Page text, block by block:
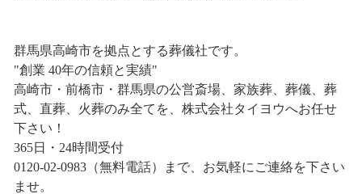
群馬県高崎市を拠点とする葬儀社です。
"創業 40年の信頼と実績"
高崎市・前橋市・群馬県の公営斎場、家族葬、葬儀、葬
式、直葬、火葬のみ全てを、株式会社タイヨウへお任せ
下さい！
365日・24時間受付
0120-02-0983（無料電話）まで、お気軽にご連絡を下さい
ませ。